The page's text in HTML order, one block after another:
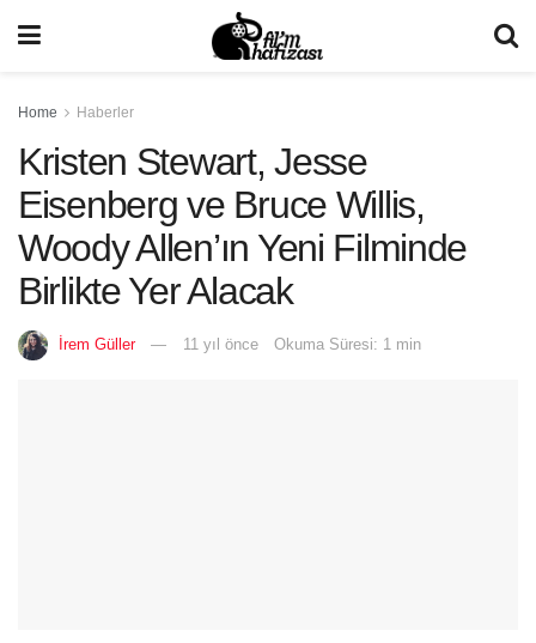
Home Haberler
Kristen Stewart, Jesse
Eisenberg ve Bruce Willis,
Woody Allen’ın Yeni Filminde
Birlikte Yer Alacak
İrem Güller 11 yıl önce Okuma Süresi: 1 min